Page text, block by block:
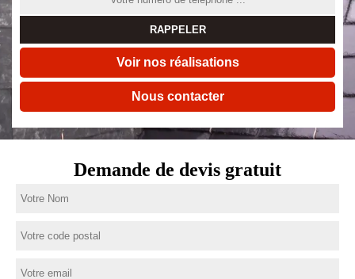
Voir nos réalisations
Nous contacter
Demande de devis gratuit